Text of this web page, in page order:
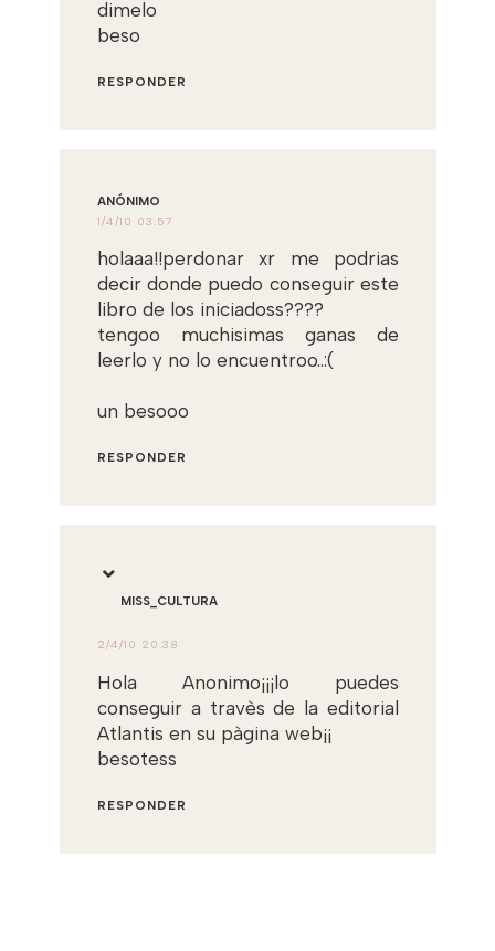
dimelo
beso
RESPONDER
ANÓNIMO
1/4/10 03:57
holaaa!!perdonar xr me podrias
decir donde puedo conseguir este
libro de los iniciadoss????
tengoo muchisimas ganas de
leerlo y no lo encuentroo..:(
un besooo
RESPONDER
MISS_CULTURA
2/4/10 20:38
Hola Anonimo¡¡¡lo puedes
conseguir a travès de la editorial
Atlantis en su pàgina web¡¡
besotess
RESPONDER